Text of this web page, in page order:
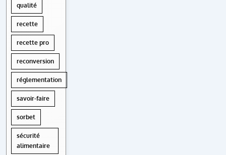
qualité
recette
recette pro
reconversion
réglementation
savoir-faire
sorbet
sécurité
alimentaire